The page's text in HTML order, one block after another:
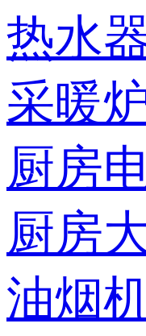
热水
采暖
厨房
厨房
油烟